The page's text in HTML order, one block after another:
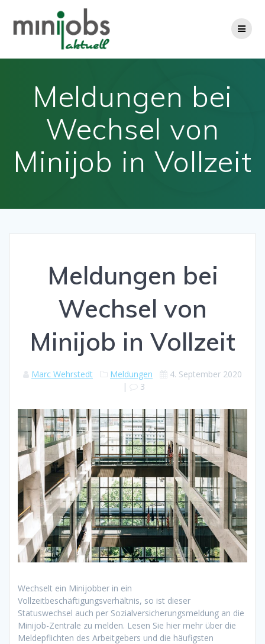
Meldungen bei
Wechsel von
Minijob in Vollzeit
Meldungen bei
Wechsel von
Minijob in Vollzeit
Marc Wehrstedt Meldungen
4. September 2020
|
3
Wechselt ein Minijobber in ein
Vollzeitbeschäftigungsverhältnis, so ist dieser
Statuswechsel auch per Sozialversicherungsmeldung an die
Minijob-Zentrale zu melden. Lesen Sie hier mehr über die
Meldepflichten des Arbeitgebers und die häufigsten